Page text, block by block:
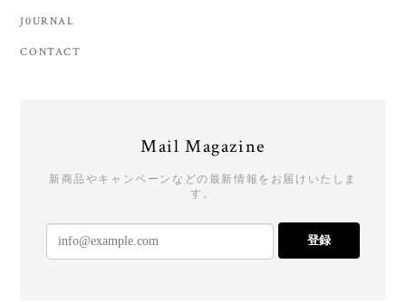
J0URNAL
CONTACT
Mail Magazine
新商品やキャンペーンなどの最新情報をお届けいたしま
す。
登録